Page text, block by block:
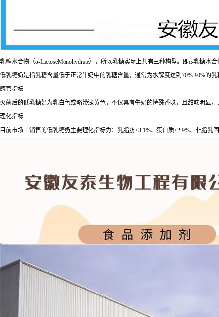
乳糖水合物（α-LactoseMonohydrate），所以乳糖实际上共有三种构型。即α-乳糖水
低乳糖奶是指乳糖含量低于正常牛奶中的乳糖含量，通常为水解度达到70%-90%的乳
感官指标
灭菌后的低乳糖奶为乳白色或略带浅黄色，不仅具有牛奶的特殊香味，且甜味明显
理化指标
目前市场上销售的低乳糖奶主要理化指标为：乳脂肪≥3.1%、蛋白质≥2.9%、非脂乳